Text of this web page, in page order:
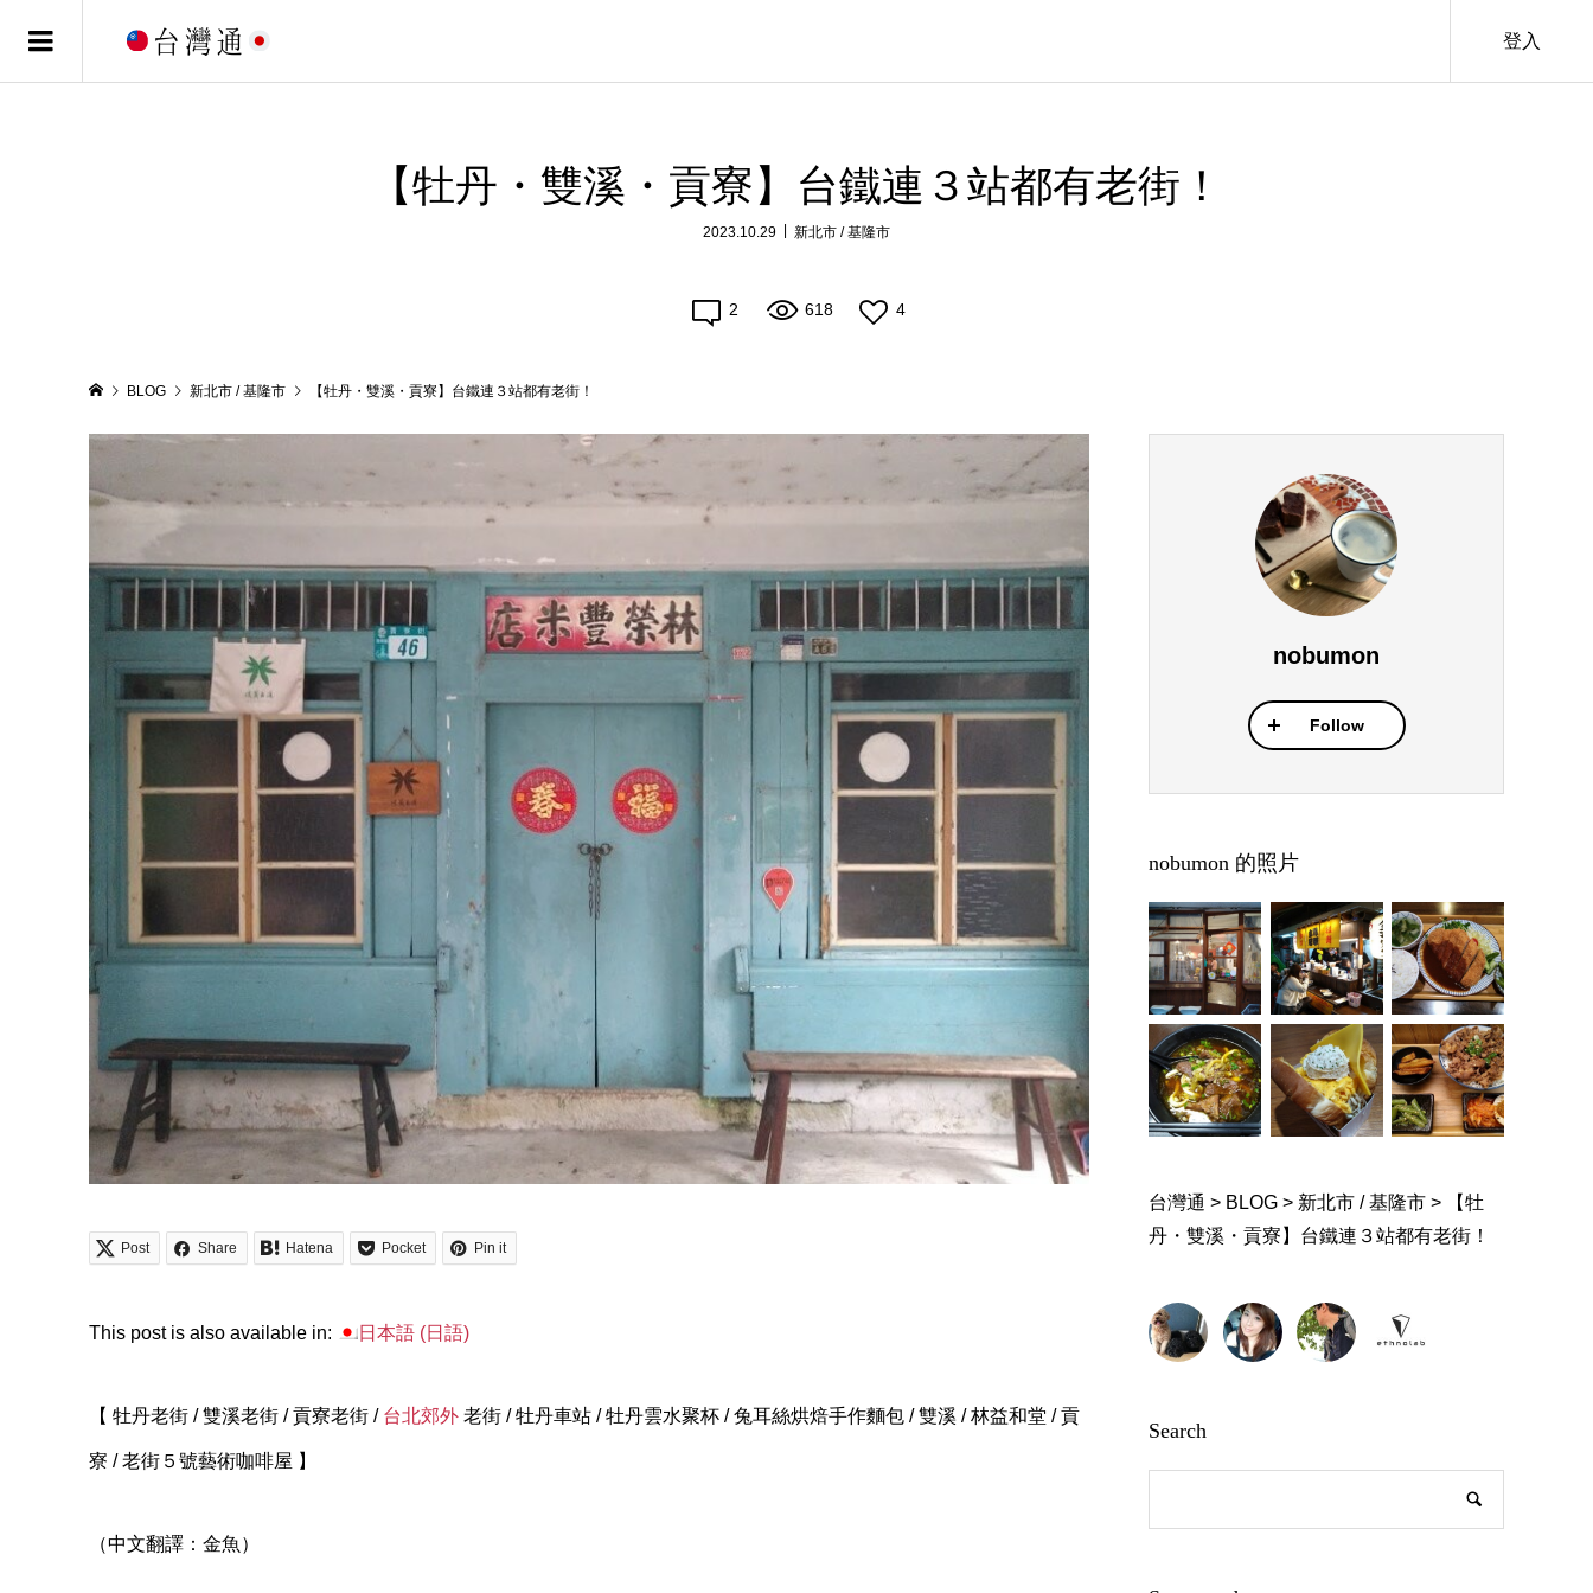
登入
【牡丹・雙溪・貢寮】台鐵連３站都有老街！
2023.10.29 新北市 / 基隆市
2 618 4
BLOG 新北市 / 基隆市 【牡丹・雙溪・貢寮】台鐵連３站都有老街！
Post Share Hatena Pocket Pin it
This post is also available in: 日本語(日語)
【 牡丹老街 / 雙溪老街 / 貢寮老街 / 台北郊外老街 / 牡丹車站 / 牡丹雲水聚杯 / 兔耳絲烘焙手作麵包 / 雙溪 / 林益和堂 / 貢
寮 / 老街５號藝術咖啡屋 】
（中文翻譯：金魚）
nobumon
Follow
nobumon 的照片
台灣通 > BLOG > 新北市 / 基隆市 >
【牡
丹・雙溪・貢寮】台鐵連３站都有老街！
Search